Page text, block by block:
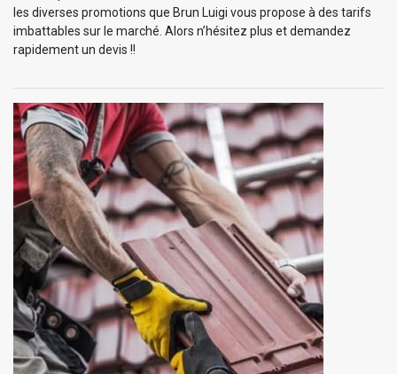
les diverses promotions que Brun Luigi vous propose à des tarifs
imbattables sur le marché. Alors n’hésitez plus et demandez
rapidement un devis !!